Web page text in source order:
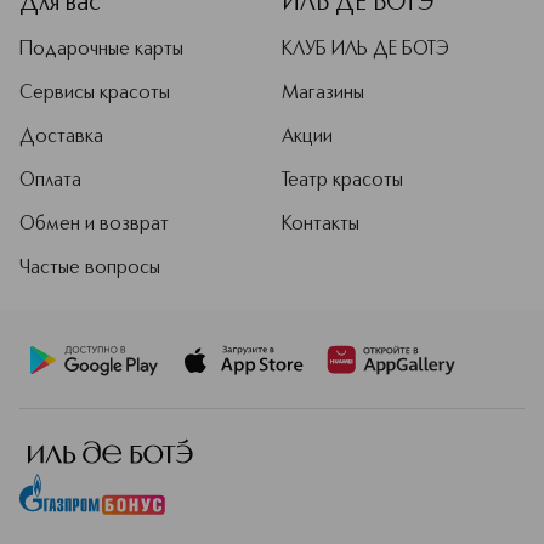
Подарочные карты
Сервисы красоты
Доставка
Оплата
Обмен и возврат
Частые вопросы
КЛУБ ИЛЬ ДЕ БОТЭ
Магазины
Акции
Театр красоты
Контакты